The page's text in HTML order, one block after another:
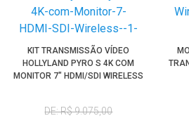
KIT TRANSMISSÃO VÍDEO
HOLLYLAND PYRO S 4K COM
MONITOR 7" HDMI/SDI WIRELESS
DE: R$ 9.075,00